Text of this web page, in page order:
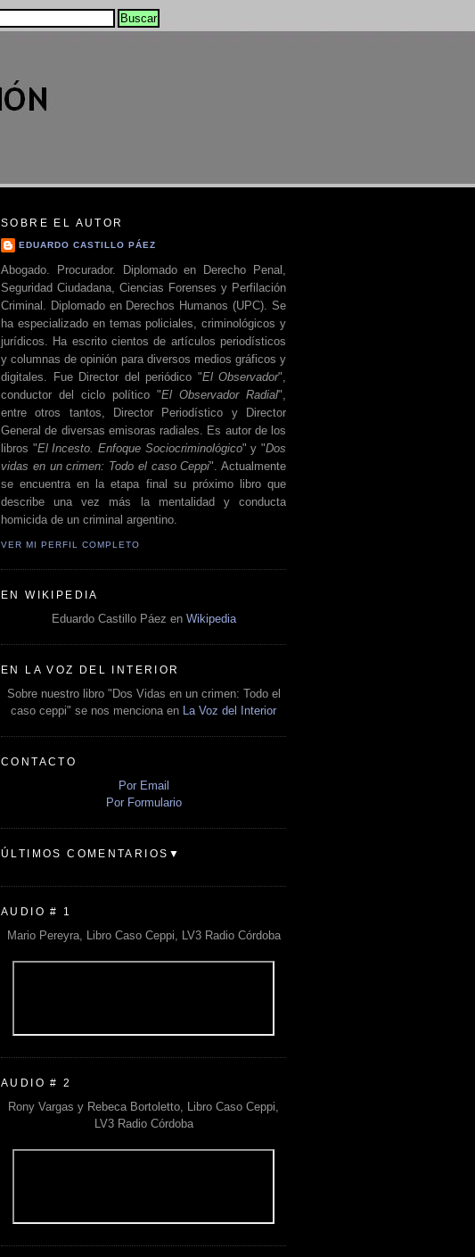
SOBRE EL AUTOR
EDUARDO CASTILLO PÁEZ
Abogado. Procurador. Diplomado en Derecho Penal,
Seguridad Ciudadana, Ciencias Forenses y Perfilación
Criminal. Diplomado en Derechos Humanos (UPC). Se
ha especializado en temas policiales, criminológicos y
jurídicos. Ha escrito cientos de artículos periodísticos
y columnas de opinión para diversos medios gráficos y
digitales. Fue Director del periódico "El Observador",
conductor del ciclo político "El Observador Radial",
entre otros tantos, Director Periodístico y Director
General de diversas emisoras radiales. Es autor de los
libros "El Incesto. Enfoque Sociocriminológico" y "Dos
vidas en un crimen: Todo el caso Ceppi". Actualmente
se encuentra en la etapa final su próximo libro que
describe una vez más la mentalidad y conducta
homicida de un criminal argentino.
VER MI PERFIL COMPLETO
EN WIKIPEDIA
Eduardo Castillo Páez en Wikipedia
EN LA VOZ DEL INTERIOR
Sobre nuestro libro "Dos Vidas en un crimen: Todo el
caso ceppi" se nos menciona en
La Voz del Interior
CONTACTO
Por Email
Por Formulario
ÚLTIMOS COMENTARIOS▼
AUDIO # 1
Mario Pereyra, Libro Caso Ceppi, LV3 Radio Córdoba
AUDIO # 2
Rony Vargas y Rebeca Bortoletto, Libro Caso Ceppi,
LV3 Radio Córdoba